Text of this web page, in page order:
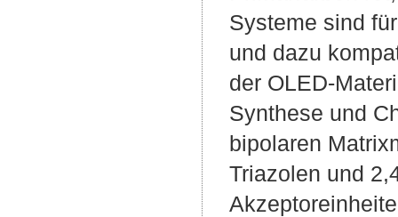
Systeme sind
und dazu
der OLED-
Synthese und
bipolaren
Triazolen und